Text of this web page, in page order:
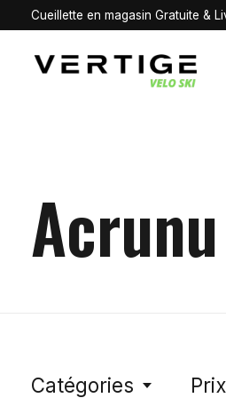
Cueillette en magasin Gratuite &
Acrunu
Catégories Prix